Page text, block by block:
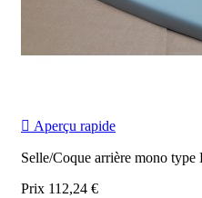
 Aperçu rapide
Selle/Coque arrière mono type
Prix 112,24 €